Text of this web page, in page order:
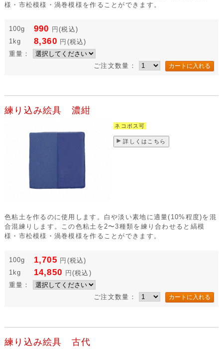
様・市松模様・渦巻模様を作ることができます。
100g 990 円 (税込)
1kg
8,360 円 (税込)
重量：
ご注文数量：
練り込み絵具 濃紺
ネコポス可
詳しくはこちら
色粘土を作るのに使用します。白や淡い素地に適量(10%程度)を混
合混練りします。この色粘土を2〜3種類を練り合わせると縞模
様・市松模様・渦巻模様を作ることができます。
100g 1,705 円 (税込)
1kg
14,850 円 (税込)
重量：
ご注文数量：
練り込み絵具 古代